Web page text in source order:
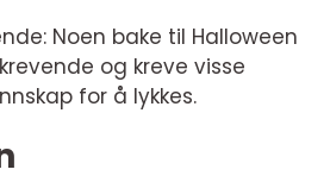
Noen bake til Halloween
og kreve visse
for å lykkes.